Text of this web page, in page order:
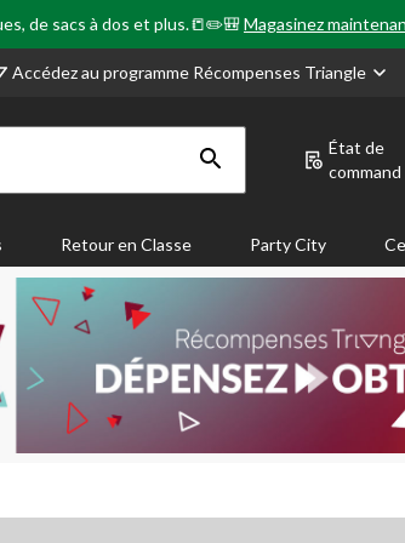
de sacs à dos et plus.📒✏️🎒Magasinez
Accédez au programme Récompenses Triangle
État de
command
Retour en Classe Party City